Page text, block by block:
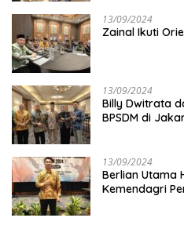
13/09/2024
Zainal Ikuti
13/09/2024
Billy Dwitrata
BPSDM di
13/09/2024
Berlian Utama
Kemendagri